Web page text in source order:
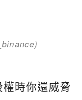
時你還威脅